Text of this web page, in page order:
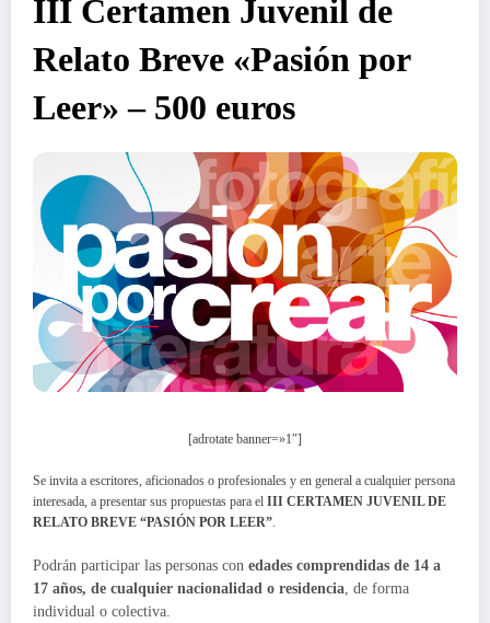
III Certamen Juvenil de
Relato Breve «Pasión por
Leer» – 500 euros
[adrotate banner=»1″]
Se invita a escritores, aficionados o profesionales y en general a cualquier persona
interesada, a presentar sus propuestas para el III CERTAMEN JUVENIL DE
RELATO BREVE “PASIÓN POR LEER”.
Podrán participar las personas con edades comprendidas de 14 a
17 años, de cualquier nacionalidad o residencia, de forma
individual o colectiva.